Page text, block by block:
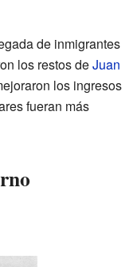
de inmigrantes
los restos deJuan
los ingresos
fueran más